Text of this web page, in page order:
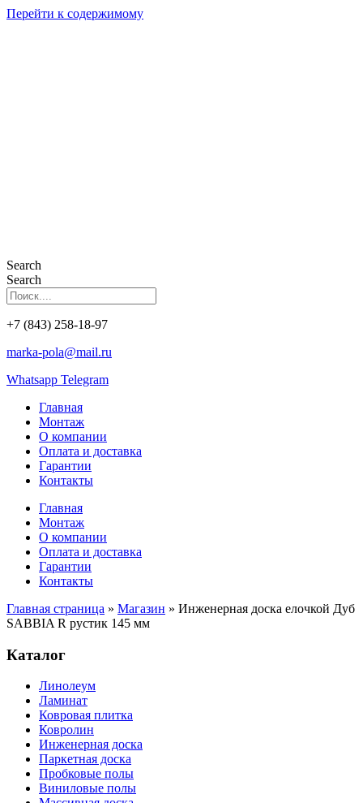
Перейти к содержимому
Search
Search
+7 (843) 258-18-97
marka-pola@mail.ru
Whatsapp Telegram
Главная
Монтаж
О компании
Оплата и доставка
Гарантии
Контакты
Главная
Монтаж
О компании
Оплата и доставка
Гарантии
Контакты
Главная страница » Магазин » Инженерная доска елочкой Дуб
SABBIA R рустик 145 мм
Каталог
Линолеум
Ламинат
Ковровая плитка
Ковролин
Инженерная доска
Паркетная доска
Пробковые полы
Виниловые полы